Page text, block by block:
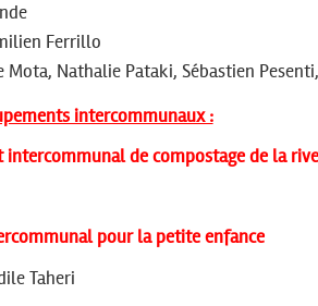
Ferrillo
Mota, Nathalie Pataki, Sébastien Pesenti,
intercommunaux :
intercommunal de compostage de la
pour la petite enfance
Taheri